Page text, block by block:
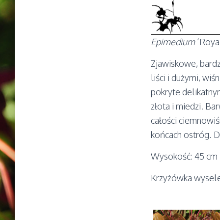
Epimedium
Zjawiskowe,
liści i dużymi,
pokryte
złota i miedzi.
całości
końcach ostróg.
Wysokość: 45 cm
Krzyżówka